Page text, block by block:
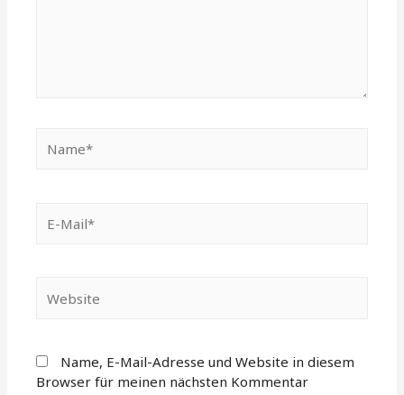
Mail*
Name, E-Mail-Adresse und Website in diesem
Browser für meinen nächsten Kommentar